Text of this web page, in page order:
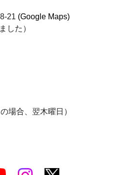
21 (Google Maps)
した）
場合、翌木曜日）